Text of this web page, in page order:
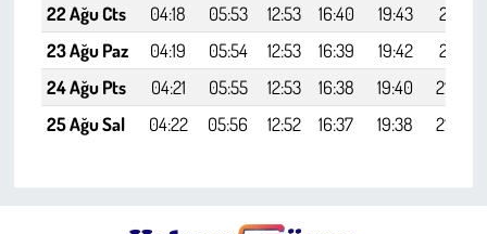
22 Ağu Cts
04:18 05:53 12:53 16:40 19:43
21:12
23 Ağu Paz
04:19 05:54 12:53 16:39 19:42
21:10
24 Ağu Pts
04:21 05:55 12:53 16:38 19:40
21:08
25 Ağu Sal
04:22 05:56 12:52 16:37 19:38 21:06